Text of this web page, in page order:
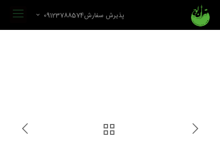
پذیرش سفارش09123788574